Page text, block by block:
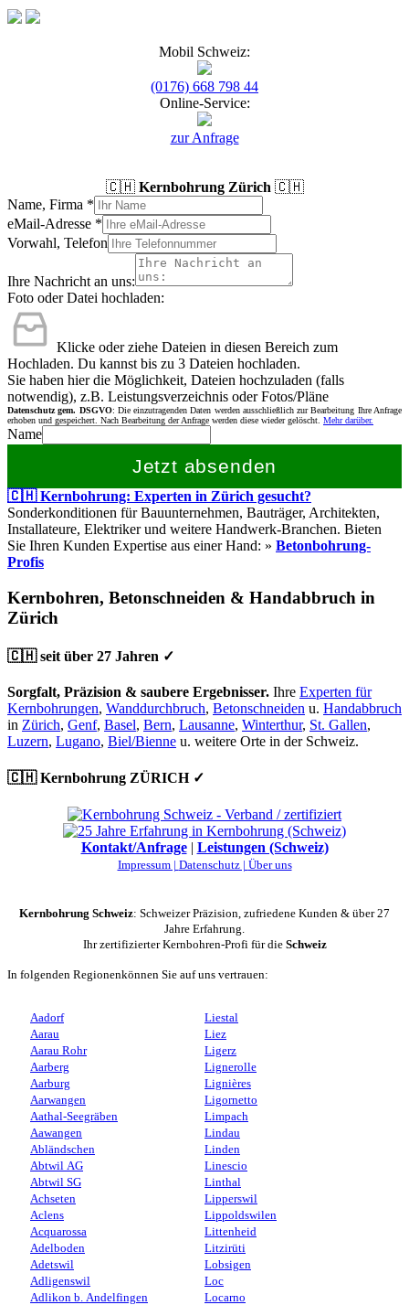
Mobil Schweiz:
(0176) 668 798 44
Online-Service:
zur Anfrage
🇨🇭 Kernbohrung Zürich 🇨🇭
Name, Firma *
eMail-Adresse *
Vorwahl, Telefon
Ihre Nachricht an uns:
Foto oder Datei hochladen:
Klicke oder ziehe Dateien in diesen Bereich zum
Hochladen. Du kannst bis zu 3 Dateien hochladen.
Sie haben hier die Möglichkeit, Dateien hochzuladen (falls
notwendig), z.B. Leistungsverzeichnis oder Fotos/Pläne
Datenschutz gem. DSGVO: Die einzutragenden Daten werden ausschließlich zur Bearbeitung Ihre Anfrage
erhoben und gespeichert. Nach Bearbeitung der Anfrage werden diese wieder gelöscht. Mehr darüber.
Name
Jetzt absenden
🇨🇭 Kernbohrung: Experten in Zürich gesucht?
Sonderkonditionen für Bauunternehmen, Bauträger, Architekten,
Installateure, Elektriker und weitere Handwerk-Branchen. Bieten
Sie Ihren Kunden Expertise aus einer Hand: » Betonbohrung-
Profis
Kernbohren, Betonschneiden & Handabbruch in
Zürich
🇨🇭 seit über 27 Jahren ✓
Sorgfalt, Präzision & saubere Ergebnisser. Ihre Experten für
Kernbohrungen, Wanddurchbruch, Betonschneiden u. Handabbruch
in Zürich, Genf, Basel, Bern, Lausanne, Winterthur, St. Gallen,
Luzern, Lugano, Biel/Bienne u. weitere Orte in der Schweiz.
🇨🇭 Kernbohrung ZÜRICH ✓
Kontakt/Anfrage| Leistungen (Schweiz)
Impressum | Datenschutz | Über uns
Kernbohrung Schweiz: Schweizer Präzision, zufriedene Kunden & über 27
Jahre Erfahrung.
Ihr zertifizierter Kernbohren-Profi für die Schweiz
In folgenden Regionenkönnen Sie auf uns vertrauen:
Aadorf
Aarau
Aarau Rohr
Aarberg
Aarburg
Aarwangen
Aathal-Seegräben
Aawangen
Abländschen
Abtwil AG
Abtwil SG
Achseten
Aclens
Acquarossa
Adelboden
Adetswil
Adligenswil
Adlikon b. Andelfingen
Liestal
Liez
Ligerz
Lignerolle
Lignières
Ligornetto
Limpach
Lindau
Linden
Linescio
Linthal
Lipperswil
Lippoldswilen
Littenheid
Litzirüti
Lobsigen
Loc
Locarno